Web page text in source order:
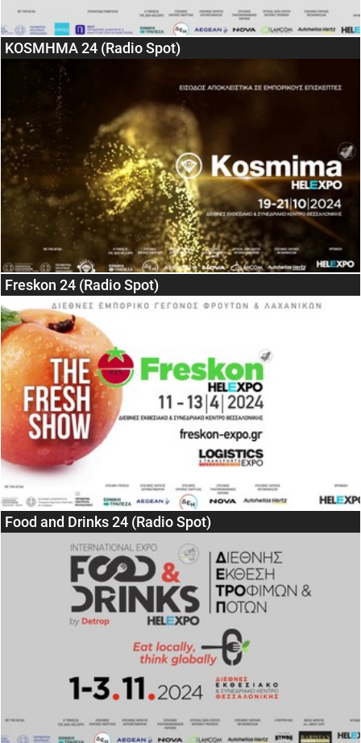
KOSMHMA 24 (Radio Spot)
Freskon 24 (Radio Spot)
Food and Drinks 24 (Radio Spot)